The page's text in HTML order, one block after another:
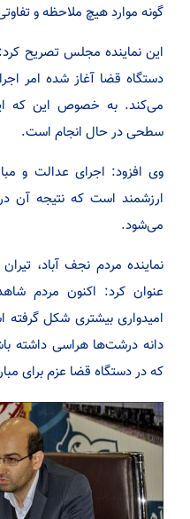
گونه موارد هیچ ملاحظه و
این نماینده مجلس تصریح
دستگاه قضا آغاز شده امر
می‌کند. به خصوص این که
سطحی در حال انجام است.
وی افزود: اجرای عدالت و
ارزشمند است که نتیجه آن
می‌شود.
نماینده مردم نجف آباد،
عنوان کرد: اکنون مردم
امیدواری بیشتری شکل گرفته
دانه درشت‌ها هراسی داشته
که در دستگاه قضا عزم برای